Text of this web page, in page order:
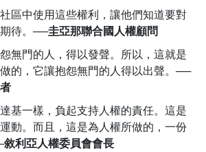
區中使用這些權利，讓他們知道要對
待。 ──圭亞那聯合國人權顧問
無門的人，得以發聲。所以，這就是
的，它讓抱怨無門的人得以出聲。 ──
基一樣，負起支持人權的責任。這是
動。而且，這是為人權所做的，一份
利亞人權委員會會長